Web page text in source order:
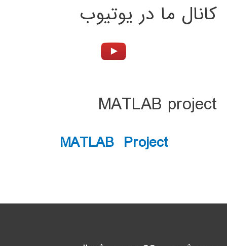
کانال ما در یوتیوب
MATLAB project
MATLAB Project